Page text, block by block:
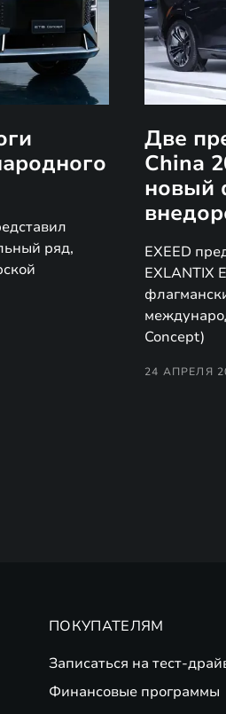
ряд,
Две
China
новый
EXEED
EXLANTIX
Concept)
24 АПРЕЛЯ
ПОКУПАТЕЛЯМ
Записаться на тест-
Финансовые программы